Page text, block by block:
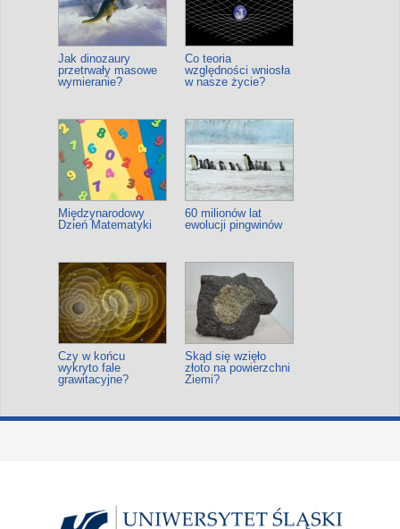
Jak dinozaury
przetrwały masowe
wymieranie?
Co teoria
względności wniosła
w nasze życie?
Międzynarodowy
Dzień Matematyki
60 milionów lat
ewolucji pingwinów
Czy w końcu
wykryto fale
grawitacyjne?
Skąd się wzięło
złoto na powierzchni
Ziemi?